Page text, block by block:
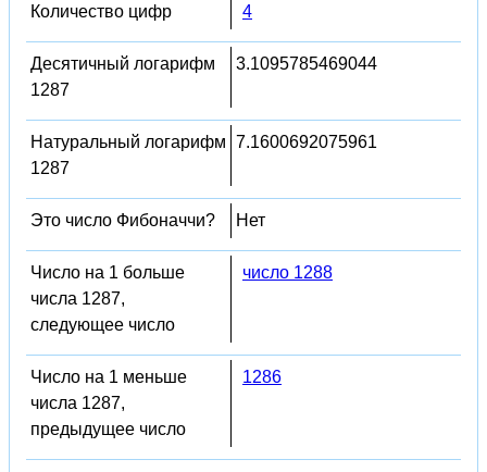
Количество цифр 4
Десятичный логарифм
1287
3.1095785469044
Натуральный логарифм
1287
7.1600692075961
Это число Фибоначчи? Нет
Число на 1 больше
числа 1287,
следующее число
число 1288
Число на 1 меньше
числа 1287,
предыдущее число
1286